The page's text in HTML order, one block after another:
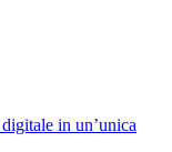
in un’unica